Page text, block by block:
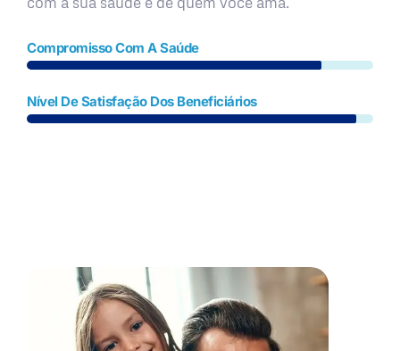
Compromisso Com A Saúde
Nível De Satisfação Dos Beneficiários